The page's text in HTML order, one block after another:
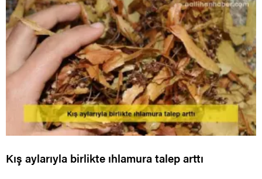
Kış aylarıyla birlikte ıhlamura talep arttı